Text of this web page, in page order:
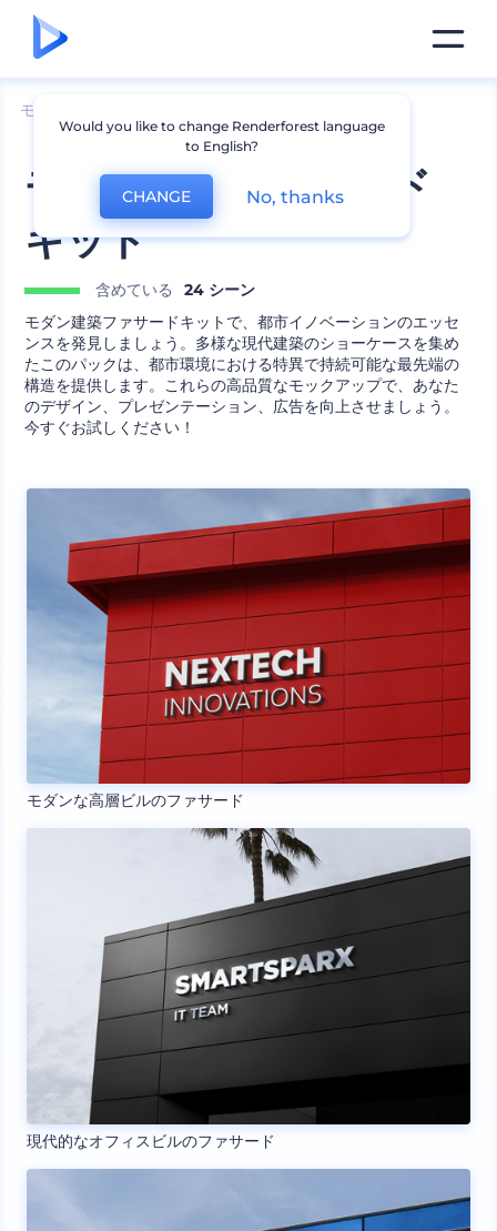
モックアップ
モダン建築ファサード
キット
含めている
24 シーン
モダン建築ファサードキットで、都市イノベーションのエッセ
ンスを発見しましょう。多様な現代建築のショーケースを集め
たこのパックは、都市環境における特異で持続可能な最先端の
構造を提供します。これらの高品質なモックアップで、あなた
のデザイン、プレゼンテーション、広告を向上させましょう。
今すぐお試しください！
モダンな高層ビルのファサード
現代的なオフィスビルのファサード
Would you like to change Renderforest language
to English?
CHANGE No, thanks